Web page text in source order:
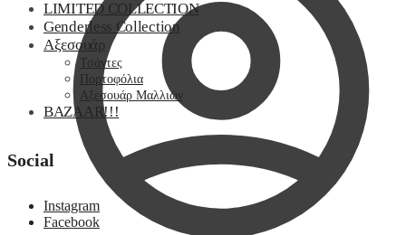
LIMITED COLLECTION
Genderless Collection
Αξεσουάρ
Τσάντες
Πορτοφόλια
Αξεσουάρ Μαλλιών
BAZAAR!!!
Social
Instagram
Facebook